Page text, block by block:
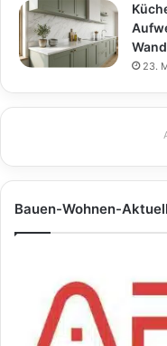
23.
Bauen-Wohnen-